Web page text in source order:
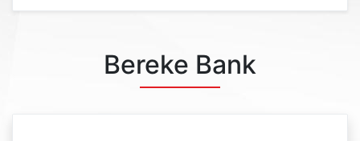
Bereke Bank